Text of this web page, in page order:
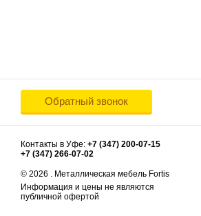
Обратный звонок
Контакты в Уфе: +7 (347) 200-07-15
+7 (347) 266-07-02
© 2026 . Металлическая мебель Fortis
Информация и цены не являются
публичной офертой